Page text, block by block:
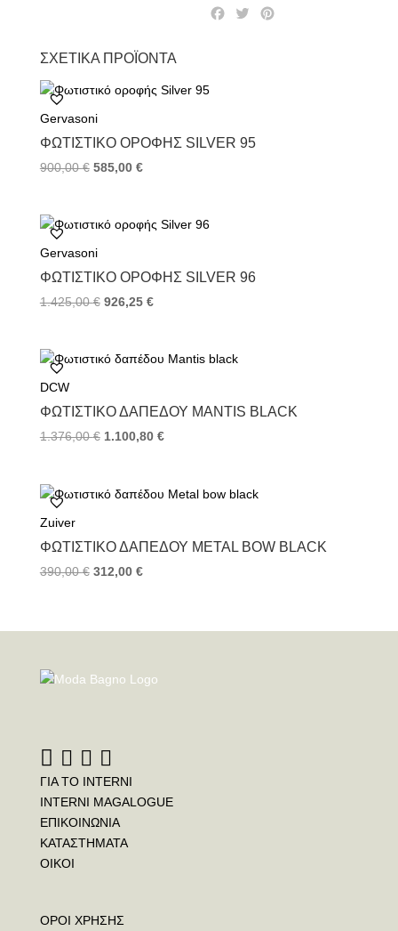
k
T
ΣΧΕΤΙΚΆ ΠΡΟΪΌΝΤΑ
Gervasoni
ΦΩΤΙΣΤΙΚΌ ΟΡΟΦΉΣ SILVER 95
900,00€ 585,00 €
Gervasoni
ΦΩΤΙΣΤΙΚΌ ΟΡΟΦΉΣ SILVER 96
1.425,00€ 926,25 €
DCW
ΦΩΤΙΣΤΙΚΌ ΔΑΠΈΔΟΥ MANTIS BLACK
1.376,00€ 1.100,80 €
Zuiver
ΦΩΤΙΣΤΙΚΌ ΔΑΠΈΔΟΥ METAL BOW BLACK
390,00€ 312,00 €
ΓΙΑ ΤΟ INTERNI
INTERNI MAGALOGUE
ΕΠΙΚΟΙΝΩΝΙΑ
ΚΑΤΑΣΤΗΜΑΤΑ
ΟΙΚΟΙ
ΟΡΟΙ ΧΡΗΣΗΣ